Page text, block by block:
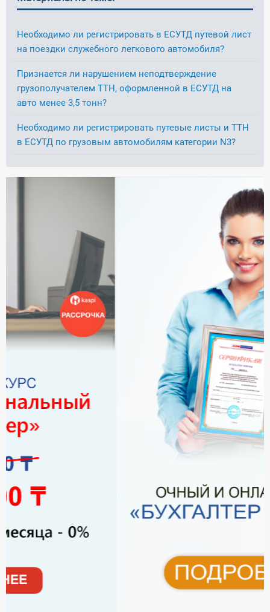
Необходимо ли регистрировать в ЕСУТД путевой лист
на поездки служебного легкового автомобиля?
Признается ли нарушением неподтверждение
грузополучателем ТТН, оформленной в ЕСУТД на
авто менее 3,5 тонн?
Необходимо ли регистрировать путевые листы и ТТН
в ЕСУТД по грузовым автомобилям категории N3?